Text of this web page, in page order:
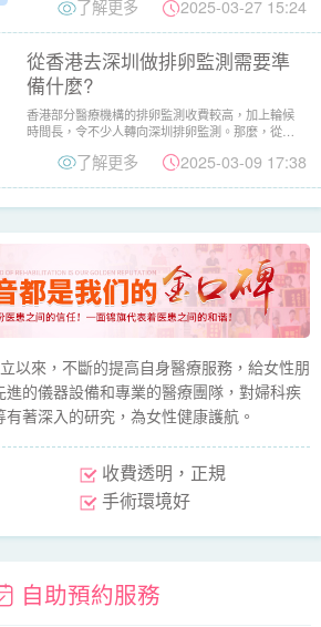
了解更多 2025-03-27 15:24
從香港去深圳做排卵監測需要準
備什麼?
香港部分醫療機構的排卵監測收費較高，加上輪候
時間長，令不少人轉向深圳排卵監測。那麼，從香
了解更多 2025-03-09 17:38
以來，不斷的提高自身醫療服務，給女性朋
的儀器設備和專業的醫療團隊，對婦科疾
著深入的研究，為女性健康護航。
收費透明，正規
手術環境好
自助預約服務